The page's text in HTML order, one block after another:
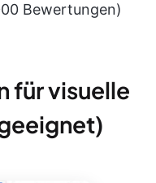
Bewertungen)
für visuelle